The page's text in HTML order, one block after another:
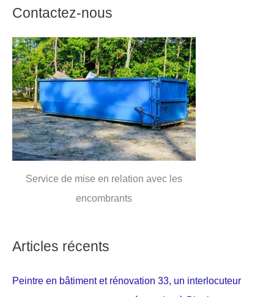
Contactez-nous
Service de mise en relation avec les
encombrants
Articles récents
Peintre en bâtiment et rénovation 33, un interlocuteur